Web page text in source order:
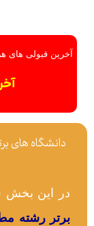
آخرین قبولی های
دانشگاه های
در این بخش
برتر رشته